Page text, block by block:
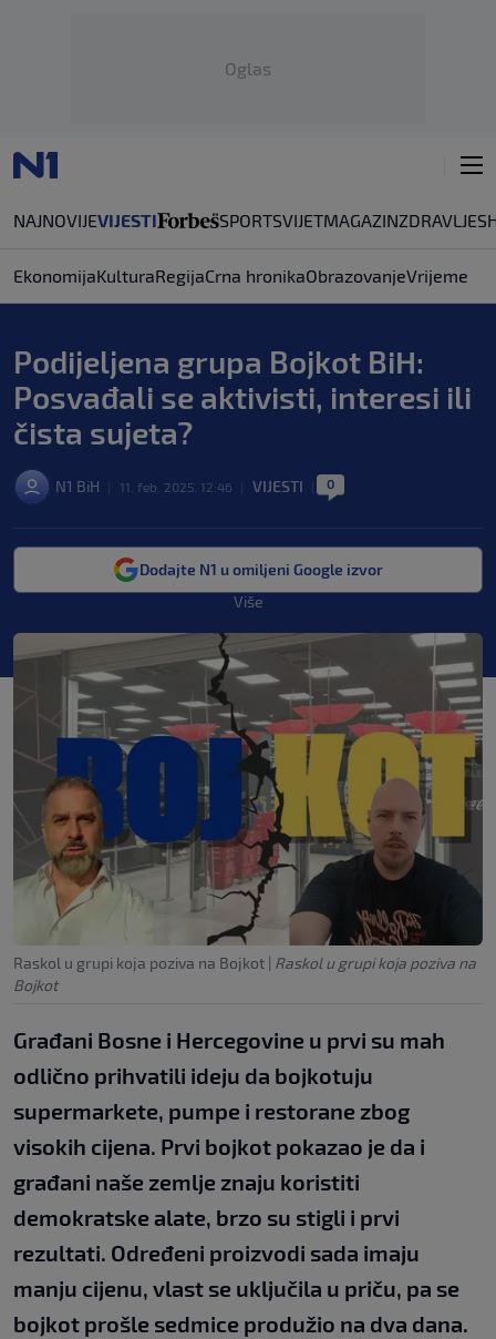
Oglas
NAJNOVIJEVIJESTI SPORTSVIJETMAGAZINZDRAVLJE
EkonomijaKulturaRegijaCrna hronikaObrazovanjeVrijeme
Podijeljena grupa Bojkot BiH:
Posvađali se aktivisti, interesi ili
čista sujeta?
N1 BiH 11. feb. 2025. 12:46 VIJESTI 0
Dodajte N1 u omiljeni Google izvor
Više
Raskol u grupi koja poziva na Bojkot | Raskol u grupi koja poziva na
Bojkot
Građani Bosne i Hercegovine u prvi su mah
odlično prihvatili ideju da bojkotuju
supermarkete, pumpe i restorane zbog
visokih cijena. Prvi bojkot pokazao je da i
građani naše zemlje znaju koristiti
demokratske alate, brzo su stigli i prvi
rezultati. Određeni proizvodi sada imaju
manju cijenu, vlast se uključila u priču, pa se
bojkot prošle sedmice produžio na dva dana.